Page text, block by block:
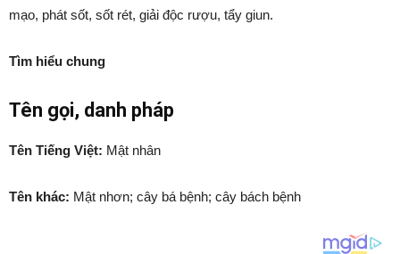
mạo, phát sốt, sốt rét, giải độc rượu, tẩy giun.
Tìm hiểu chung
Tên gọi, danh pháp
Tên Tiếng Việt: Mật nhân
Tên khác: Mật nhơn; cây bá bệnh; cây bách bệnh